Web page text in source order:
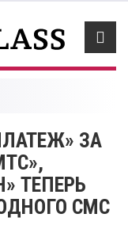
ЗА
ТЕПЕРЬ
СМС